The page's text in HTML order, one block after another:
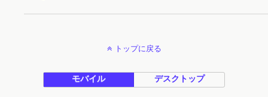
トップに戻る
モバイル デスクトップ